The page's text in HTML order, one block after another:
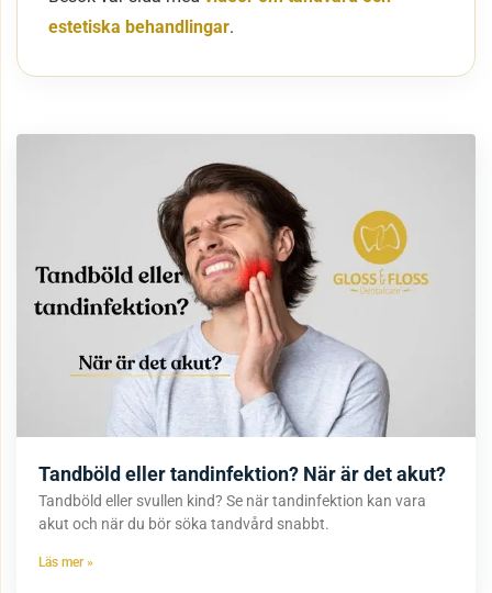
estetiska behandlingar.
Tandböld eller tandinfektion? När är det akut?
Tandböld eller svullen kind? Se när tandinfektion kan vara
akut och när du bör söka tandvård snabbt.
Läs mer »